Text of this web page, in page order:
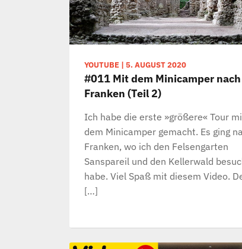
YOUTUBE | 5. AUGUST 2020
#011 Mit dem Minicamper nach
Franken (Teil 2)
Ich habe die erste »größere« Tour
dem Minicamper gemacht. Es ging
Franken, wo ich den Felsengarten
Sanspareil und den Kellerwald
habe. Viel Spaß mit diesem Video.
[…]